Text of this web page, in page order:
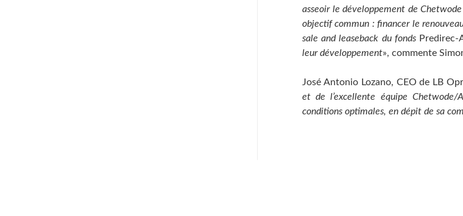
asseoir le développement de
objectif commun : financer le
sale and leaseback du fonds Predirec-
leur développement», commente
José Antonio Lozano, CEO de LB
et de l’excellente équipe
conditions optimales, en dépit de sa